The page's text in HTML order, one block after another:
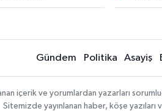
Gündem Politika Asayiş
içerik ve yorumlardan yazarları
Sitemizde yayınlanan haber, köşe